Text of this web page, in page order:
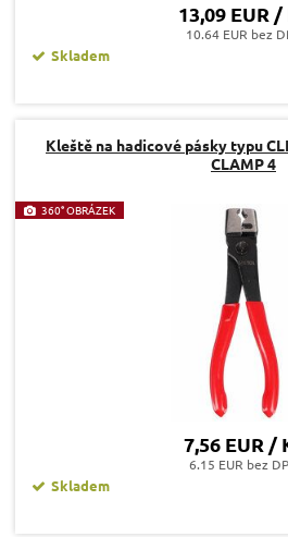
13,09 EUR /
10.64 EUR bez
Skladem
Kleště na hadicové pásky typu
CLAMP 4
360° OBRÁZEK
7,56 EUR /
6.15 EUR bez
Skladem